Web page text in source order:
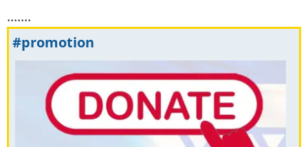
.......
#promotion